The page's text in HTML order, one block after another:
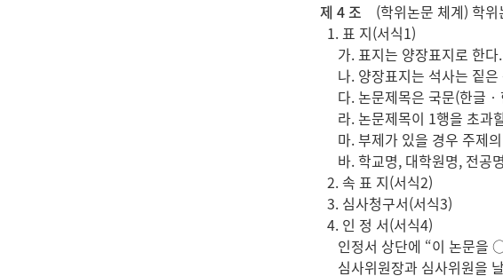
제 4 조 (학위논문 체계) 학위
1. 표 지(서식1)
가. 표지는 양장표지로 한다.
나. 양장표지는 석사는 짙은
다. 논문제목은 국문(한글‧
라. 논문제목이 1행을 초과
마. 부제가 있을 경우 주제
바. 학교명, 대학원명, 전공
2. 속 표 지(서식2)
3. 심사청구서(서식3)
4. 인 정 서(서식4)
인정서 상단에 “이 논문을
심사위원장과 심사위원을